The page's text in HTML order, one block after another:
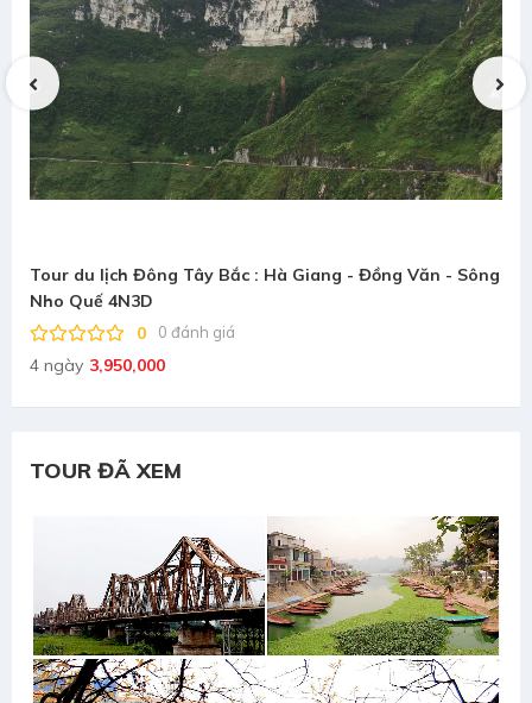
Tour du lịch Đông Tây Bắc : Hà Giang - Đồng Văn - Sông
Nho Quế 4N3D
0
0 đánh giá
4 ngày 3,950,000
TOUR ĐÃ XEM